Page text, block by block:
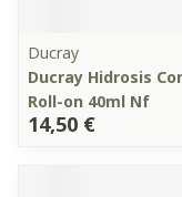
Ducray
Ducray Hidrosis
Roll-on 40ml Nf
14,50 €